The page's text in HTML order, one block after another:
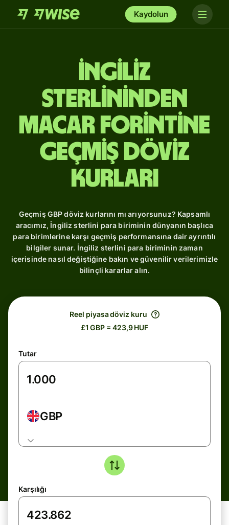
Kaydolun
İngiliz
sterlininden
Macar forintine
Geçmiş Döviz
Kurları
Geçmiş GBP döviz kurlarını mı arıyorsunuz? Kapsamlı
aracımız, İngiliz sterlini para biriminin dünyanın başlıca
para birimlerine karşı geçmiş performansına dair ayrıntılı
bilgiler sunar. İngiliz sterlini para biriminin zaman
içerisinde nasıl değiştiğine bakın ve güvenilir verilerimizle
bilinçli kararlar alın.
Reel piyasa döviz kuru
£1 GBP = 423,9 HUF
Tutar
GBP
Karşılığı